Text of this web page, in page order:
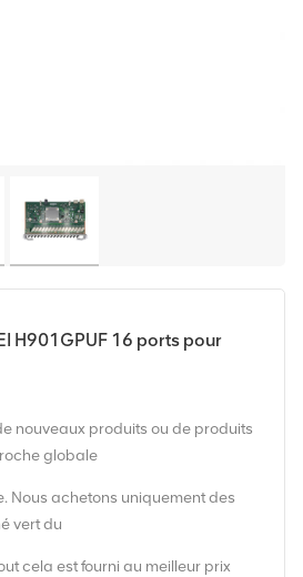
H901GPUF 16 ports pour
nouveaux produits ou de produits
globale
Nous achetons uniquement des
vert du
cela est fourni au meilleur prix